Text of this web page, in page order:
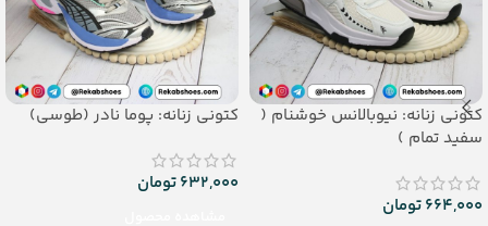
کتونی زنانه: نیوبالانس خوشنام (
سفید تمام )
664,000تومان
کتونی زنانه: پوما نادر (طوسی)
632,000تومان